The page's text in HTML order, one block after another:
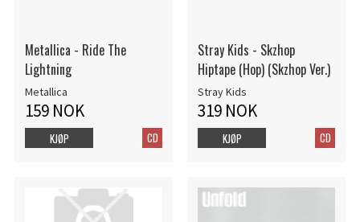
Metallica - Ride The
Lightning
Metallica
159 NOK
CD
KJØP
Stray Kids - Skzhop
Hiptape (Hop) (Skzhop Ver.)
Stray Kids
319 NOK
CD
KJØP